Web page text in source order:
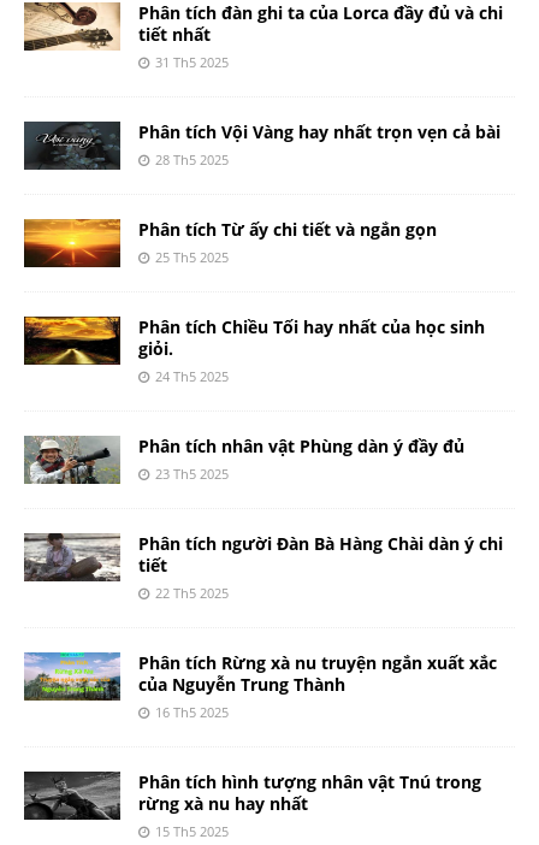
Phân tích đàn ghi ta của Lorca đầy đủ và chi
tiết nhất
31 Th5 2025
Phân tích Vội Vàng hay nhất trọn vẹn cả bài
28 Th5 2025
Phân tích Từ ấy chi tiết và ngắn gọn
25 Th5 2025
Phân tích Chiều Tối hay nhất của học sinh
giỏi.
24 Th5 2025
Phân tích nhân vật Phùng dàn ý đầy đủ
23 Th5 2025
Phân tích người Đàn Bà Hàng Chài dàn ý chi
tiết
22 Th5 2025
Phân tích Rừng xà nu truyện ngắn xuất xắc
của Nguyễn Trung Thành
16 Th5 2025
Phân tích hình tượng nhân vật Tnú trong
rừng xà nu hay nhất
15 Th5 2025